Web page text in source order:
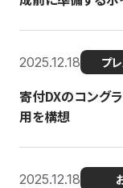
2025.12.18 プ
寄付DXのコング
用を構想
2025.12.18